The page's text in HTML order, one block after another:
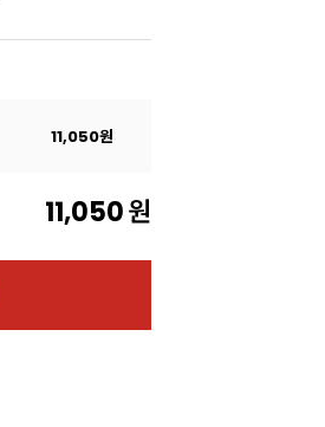
11,050원
11,050원